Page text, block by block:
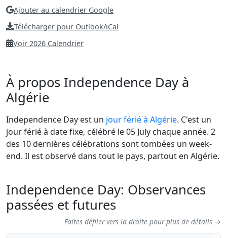
Ajouter au calendrier Google
Télécharger pour Outlook/iCal
Voir 2026 Calendrier
À propos Independence Day à
Algérie
Independence Day est un jour férié à Algérie. C'est un
jour férié à date fixe, célébré le 05 July chaque année. 2
des 10 dernières célébrations sont tombées un week-
end. Il est observé dans tout le pays, partout en Algérie.
Independence Day: Observances
passées et futures
Faites défiler vers la droite pour plus de détails →